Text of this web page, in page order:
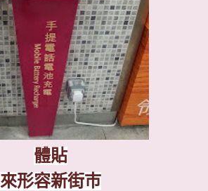
體貼
來形容新街巿